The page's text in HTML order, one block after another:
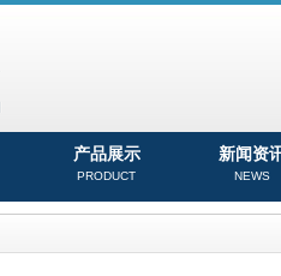
产品展示
PRODUCT
新闻资
NEWS